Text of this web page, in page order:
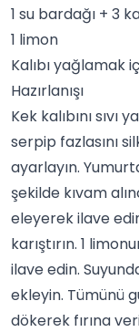
1 su bardağı + 3
1 limon
Kalıbı yağlamak
Hazırlanışı
Kek kalıbını
serpip fazlasını
ayarlayın.
şekilde kıvam
eleyerek ilave
karıştırın. 1
ilave edin.
ekleyin. Tümünü
dökerek fırına